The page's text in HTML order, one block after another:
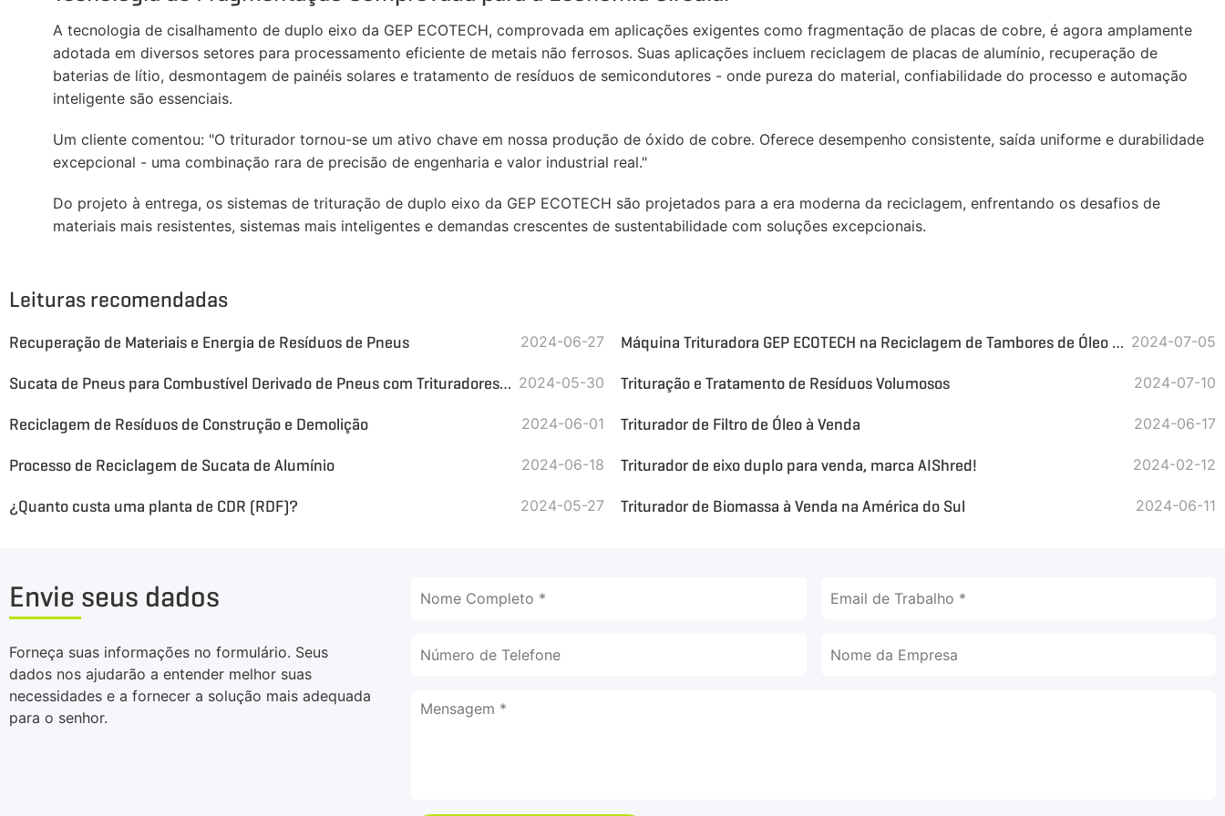
A tecnologia de cisalhamento de duplo eixo da GEP ECOTECH, comprovada em aplicações exigentes como fragmentação de placas de cobre, é agora amplamente
adotada em diversos setores para processamento eficiente de metais não ferrosos. Suas aplicações incluem reciclagem de placas de alumínio, recuperação de
baterias de lítio, desmontagem de painéis solares e tratamento de resíduos de semicondutores - onde pureza do material, confiabilidade do processo e automação
inteligente são essenciais.
Um cliente comentou: "O triturador tornou-se um ativo chave em nossa produção de óxido de cobre. Oferece desempenho consistente, saída uniforme e durabilidade
excepcional - uma combinação rara de precisão de engenharia e valor industrial real."
Do projeto à entrega, os sistemas de trituração de duplo eixo da GEP ECOTECH são projetados para a era moderna da reciclagem, enfrentando os desafios de
materiais mais resistentes, sistemas mais inteligentes e demandas crescentes de sustentabilidade com soluções excepcionais.
Leituras recomendadas
Recuperação de Materiais e Energia de Resíduos de Pneus 2024-06-27 Máquina Trituradora GEP ECOTECH na Reciclagem de Tambores de Óleo Residual 2024-07-05
Sucata de Pneus para Combustível Derivado de Pneus com Trituradores da GEP ECOTECH 2024-05-30 Trituração e Tratamento de Resíduos Volumosos 2024-07-10
Reciclagem de Resíduos de Construção e Demolição 2024-06-01 Triturador de Filtro de Óleo à Venda 2024-06-17
Processo de Reciclagem de Sucata de Alumínio 2024-06-18 Triturador de eixo duplo para venda, marca AIShred! 2024-02-12
¿Quanto custa uma planta de CDR (RDF)? 2024-05-27 Triturador de Biomassa à Venda na América do Sul 2024-06-11
Envie seus dados
Forneça suas informações no formulário. Seus
dados nos ajudarão a entender melhor suas
necessidades e a fornecer a solução mais adequada
para o senhor.